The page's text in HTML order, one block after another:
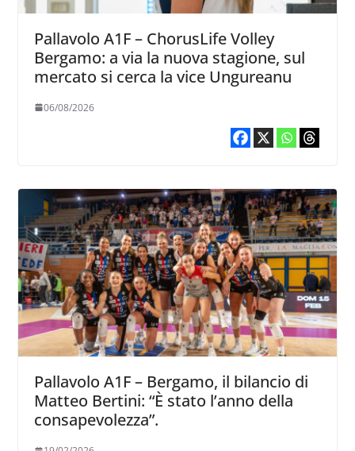
Pallavolo A1F – ChorusLife Volley
Bergamo: a via la nuova stagione, sul
mercato si cerca la vice Ungureanu
06/08/2026
Pallavolo A1F – Bergamo, il bilancio di
Matteo Bertini: “È stato l’anno della
consapevolezza”.